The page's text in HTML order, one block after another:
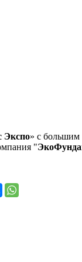
Экспо» с
"